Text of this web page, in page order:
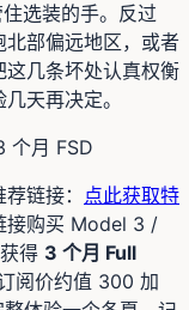
选装的手。反过
部偏远地区，或者
几条坏处认真权衡
天再决定。
个月 FSD
链接： 点此获取特
接购买 Model 3 /
得 3 个月 Full
订阅价约值 300 加